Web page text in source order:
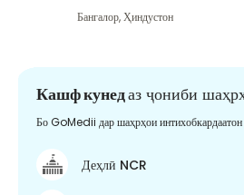
Бангалор,Ҳиндустон
Кашф кунедаз ҷониби
Бо GoMedii дар шаҳрҳои интихобкардаатон
Деҳлӣ NCR